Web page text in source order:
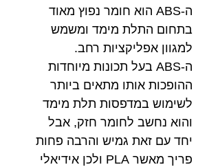
ה-ABS הוא חומר נפוץ מאוד
בתחום התלת מימד ומשמש
למגוון אפליקציות רחב.
ה-ABS בעל תכונות מיוחדות
ההופכות אותו מתאים ביותר
לשימוש במדפסות תלת מימד
והוא נחשב לחומר חזק, אבל
יחד עם זאת גמיש והרבה פחות
פריך מאשר PLA ולכן אידיאלי